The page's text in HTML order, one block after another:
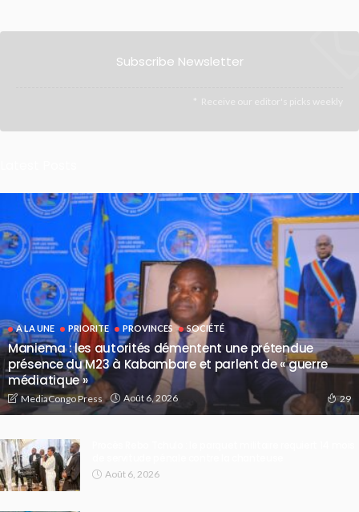
Subscribe Newsletter
Receive our editor's picks weekly
A LA UNE PRIORITE PROVINCES SOCIÉTÉ
Maniema : les autorités démentent une prétendue
présence du M23 à Kabambare et parlent de « guerre
médiatique »
MediaCongo Press Août 6, 2026 29
Août 6, 2026